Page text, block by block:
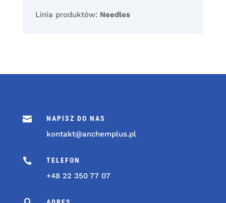
Linia produktów: Needles
 NAPISZ DO NAS
kontakt@anchemplus.pl
 TELEFON
+48 22 350 77 07